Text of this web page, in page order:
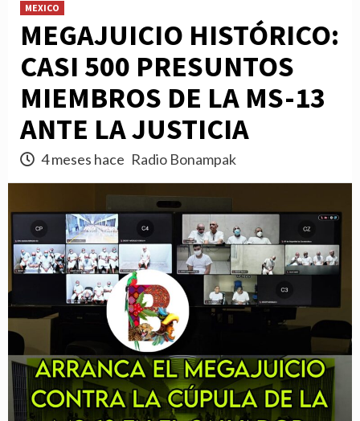
MEXICO
MEGAJUICIO HISTÓRICO:
CASI 500 PRESUNTOS
MIEMBROS DE LA MS-13
ANTE LA JUSTICIA
4 meses hace Radio Bonampak